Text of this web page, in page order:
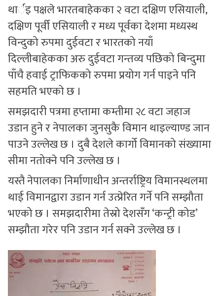
थार्इ पक्षले भारतबाहेकका २ वटा दक्षिण एसियाली,
दक्षिण पूर्वी एसियाली र मध्य पूर्वका देशमा मध्यस्थ
विन्दुको रुपमा दुईवटा र भारतको नयाँ
दिल्लीबाहेकका अरु दुईवटा गन्तव्य पछिको बिन्दुमा
पाँचै हवाई ट्राफिकको रुपमा प्रयोग गर्न पाइने पनि
सहमति भएको छ ।
समझदारी पत्रमा हप्तामा कम्तीमा २८ वटा जहाज
उडान हुने र नेपालका जुनसुकै विमान थाइल्याण्ड जान
पाउने उल्लेख छ । दुबै देशले कार्गो विमानको संख्यामा
सीमा नतोक्ने पनि उल्लेख छ ।
यस्तै नेपालका निर्माणाधीन अन्तर्राष्ट्रिय विमानस्थलमा
थाई विमानद्वारा उडान गर्न उत्प्रेरित गर्ने पनि सम्झौता
भएको छ । समझदारीमा तेस्रो देशसँग ‘कन्ट्री कोड’
सम्झौता गरेर पनि उडान गर्न सक्ने उल्लेख छ ।